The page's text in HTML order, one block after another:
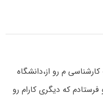
م رو از،دانشگاه
فرستادم که دیگری کارام رو